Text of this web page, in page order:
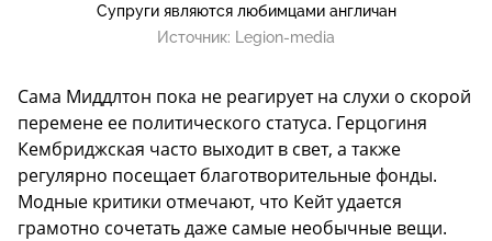
Супруги являются любимцами англичан
Источник:
Legion-media
Сама Миддлтон пока не реагирует на слухи о скорой
перемене ее политического статуса. Герцогиня
Кембриджская часто выходит в свет, а также
регулярно посещает благотворительные фонды.
Модные критики отмечают, что Кейт удается
грамотно сочетать даже самые необычные вещи.